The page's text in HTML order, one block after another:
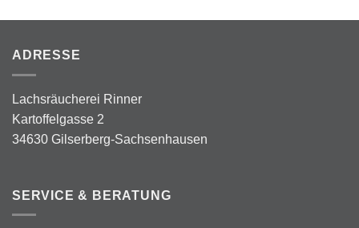
ADRESSE
Lachsräucherei Rinner
Kartoffelgasse 2
34630 Gilserberg-Sachsenhausen
SERVICE & BERATUNG